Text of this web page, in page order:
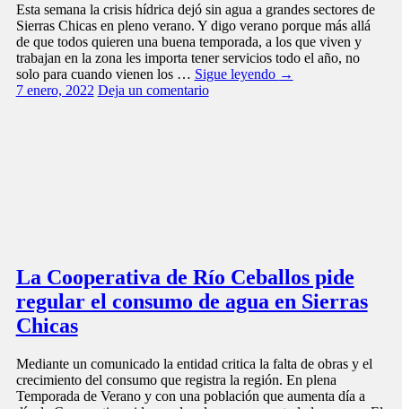
Esta semana la crisis hídrica dejó sin agua a grandes sectores de
Sierras Chicas en pleno verano. Y digo verano porque más allá
de que todos quieren una buena temporada, a los que viven y
trabajan en la zona les importa tener servicios todo el año, no
solo para cuando vienen los … Sigue leyendo →
7 enero, 2022 Deja un comentario
La Cooperativa de Río Ceballos pide
regular el consumo de agua en Sierras
Chicas
Mediante un comunicado la entidad critica la falta de obras y el
crecimiento del consumo que registra la región. En plena
Temporada de Verano y con una población que aumenta día a